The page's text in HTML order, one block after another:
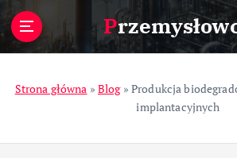
Strona główna » Blog» Produkcja
implantacyjnych